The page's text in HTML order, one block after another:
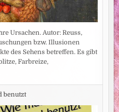
Ursachen. Autor: Reuss,
bzw. Illusionen
des Sehens betreffen. Es gibt
Farbreize,
benutzt